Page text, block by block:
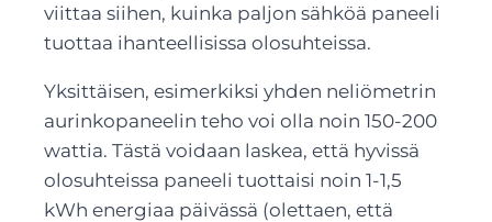
viittaa siihen, kuinka paljon sähköä paneeli
tuottaa ihanteellisissa olosuhteissa.
Yksittäisen, esimerkiksi yhden neliömetrin
aurinkopaneelin teho voi olla noin 150-200
wattia. Tästä voidaan laskea, että hyvissä
olosuhteissa paneeli tuottaisi noin 1-1,5
kWh energiaa päivässä (olettaen, että